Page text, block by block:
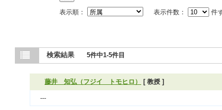
表示順： 表示件数： 件
検索結果 5件中1-5件目
藤井 知弘（フジイ トモヒロ） [ 教授 ]
---